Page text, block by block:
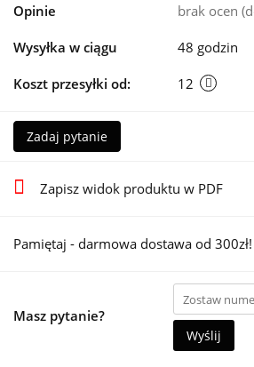
Opinie brak ocen
Wysyłka w ciągu 48 godzin
Koszt przesyłki od: 12
Zadaj pytanie
Zapisz widok produktu w PDF
Pamiętaj - darmowa dostawa od 300zł!
Masz pytanie?
Wyślij